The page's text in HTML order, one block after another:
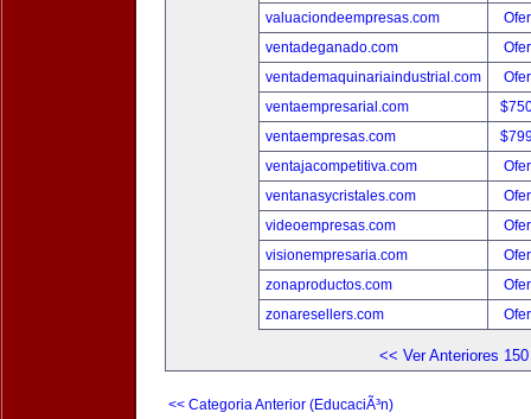
valuaciondeempresas.com
ventadeganado.com
ventademaquinariaindustrial.com
ventaempresarial.com
ventaempresas.com
ventajacompetitiva.com
ventanasycristales.com
videoempresas.com
visionempresaria.com
zonaproductos.com
zonaresellers.com
<< Ver Anteriores 150
<< Categoria Anterior (EducaciÃ³n)